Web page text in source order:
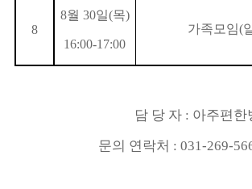
8
8월 30일(목)
16:00-17:00
가족모임(
담 당 자 : 아주편
문의 연락처 : 031-269-